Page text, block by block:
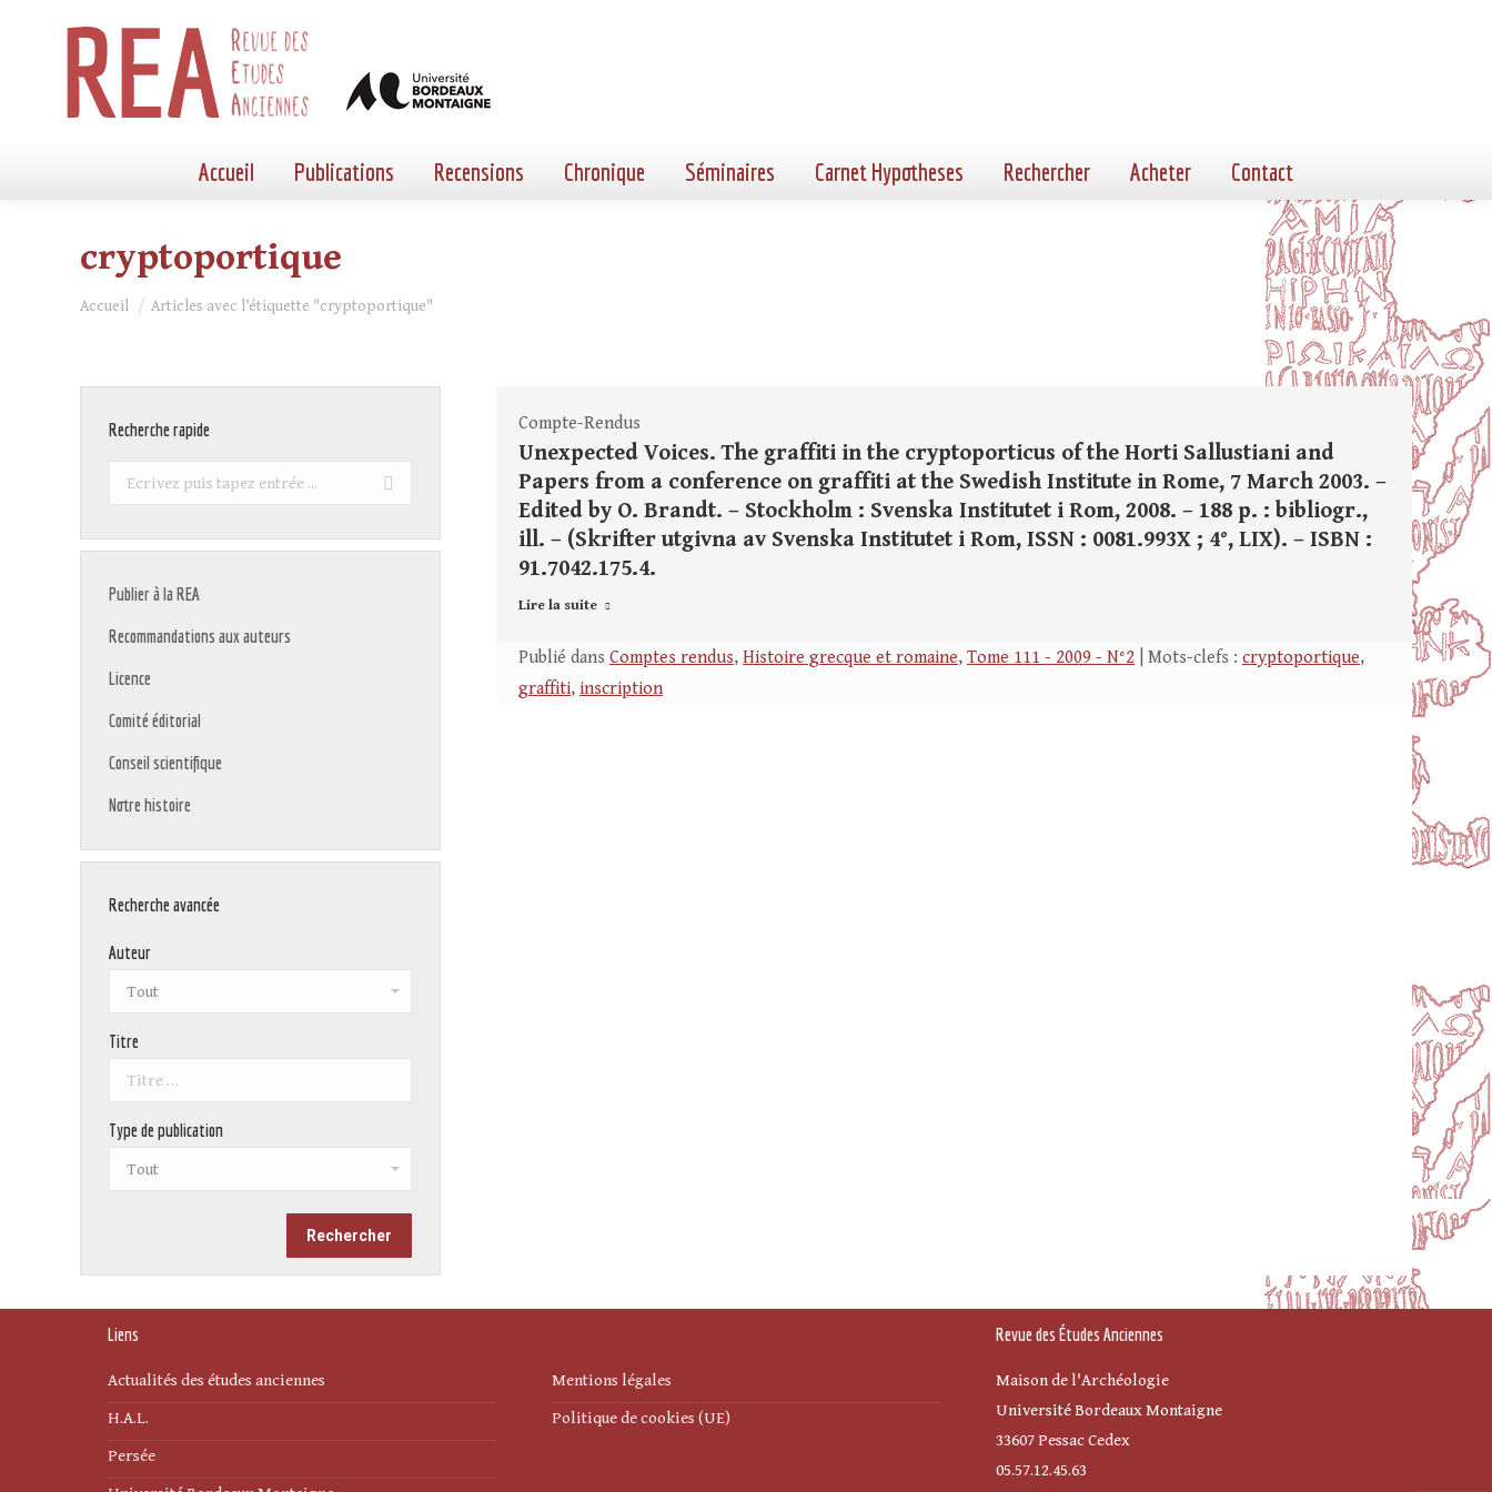
Accueil Publications Recensions Chronique Séminaires Carnet Hypotheses Rechercher Acheter Contact
cryptoportique
Vous êtes ici :
Accueil Articles avec l’étiquette "cryptoportique"
Compte-Rendus
Unexpected Voices. The graffiti in the cryptoporticus of the Horti Sallustiani and
Papers from a conference on graffiti at the Swedish Institute in Rome, 7 March 2003. –
Edited by O. Brandt. – Stockholm : Svenska Institutet i Rom, 2008. – 188 p. : bibliogr.,
ill. – (Skrifter utgivna av Svenska Institutet i Rom, ISSN : 0081.993X ; 4°, LIX). – ISBN :
91.7042.175.4.
Lire la suite
Publié dans Comptes rendus, Histoire grecque et romaine, Tome 111 - 2009 - N°2 | Mots-clefs : cryptoportique,
graffiti, inscription
Recherche rapide
Recherche
Publier à la REA
Recommandations aux auteurs
Licence
Comité éditorial
Conseil scientifique
Notre histoire
Recherche avancée
Auteur
Titre
Type de publication
Liens
Actualités des études anciennes
H.A.L.
Persée
Mentions légales
Politique de cookies (UE)
Revue des Études Anciennes
Maison de l'Archéologie
Université Bordeaux Montaigne
33607 Pessac Cedex
05.57.12.45.63